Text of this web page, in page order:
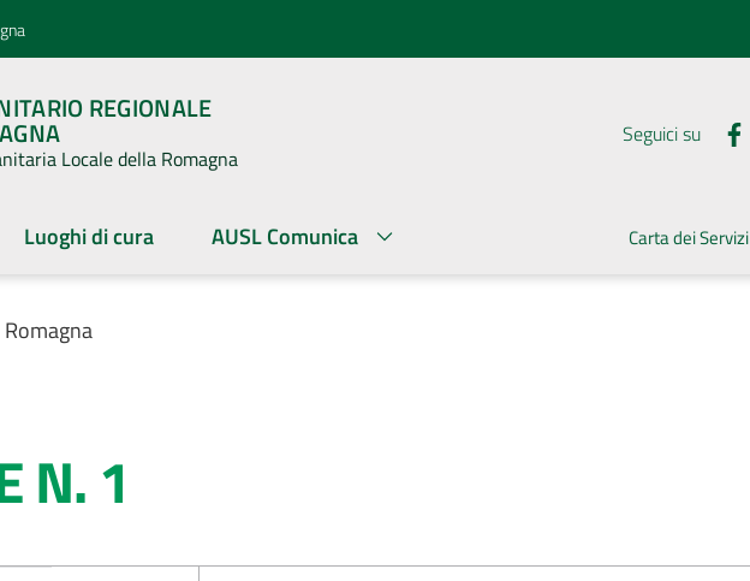
REGIONALE
Locale della Romagna
Seguici su
Luoghi di cura AUSL Comunica Carta dei Servizi
N. 1